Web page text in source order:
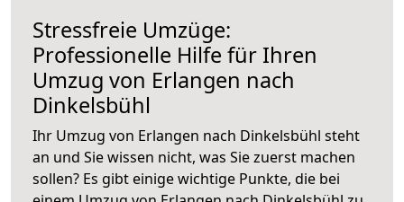
Stressfreie Umzüge:
Professionelle Hilfe für Ihren
Umzug von Erlangen nach
Dinkelsbühl
Ihr Umzug von Erlangen nach Dinkelsbühl steht
an und Sie wissen nicht, was Sie zuerst machen
sollen? Es gibt einige wichtige Punkte, die bei